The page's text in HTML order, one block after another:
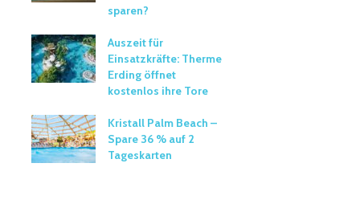
sparen?
Auszeit für
Einsatzkräfte: Therme
Erding öffnet
kostenlos ihre Tore
Kristall Palm Beach –
Spare 36 % auf 2
Tageskarten